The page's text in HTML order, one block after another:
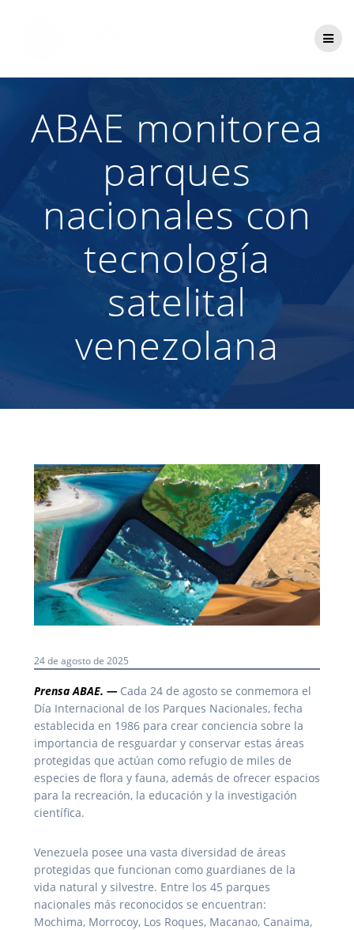
ABAE monitorea
parques
nacionales con
tecnología
satelital
venezolana
24 de agosto de 2025
Prensa ABAE. — Cada 24 de agosto se conmemora el
Día Internacional de los Parques Nacionales, fecha
establecida en 1986 para crear conciencia sobre la
importancia de resguardar y conservar estas áreas
protegidas que actúan como refugio de miles de
especies de flora y fauna, además de ofrecer espacios
para la recreación, la educación y la investigación
científica.
Venezuela posee una vasta diversidad de áreas
protegidas que funcionan como guardianes de la
vida natural y silvestre. Entre los 45 parques
nacionales más reconocidos se encuentran:
Mochima, Morrocoy, Los Roques, Macanao, Canaima,